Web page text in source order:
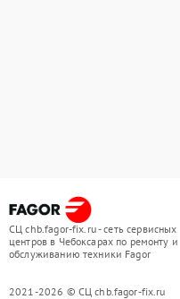
СЦ chb.fagor-fix.ru - сеть сервисных
центров в Чебоксарах по ремонту и
обслуживанию техники Fagor
2021-2026 © СЦ chb.fagor-fix.ru